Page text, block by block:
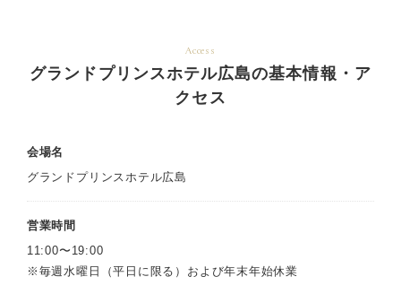
Access
グランドプリンスホテル広島の基本情報・ア
クセス
会場名
グランドプリンスホテル広島
営業時間
11:00〜19:00
※毎週水曜日（平日に限る）および年末年始休業